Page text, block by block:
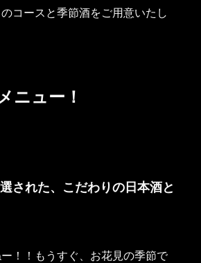
コースと季節酒をご用意いたし
ニュー！
された、こだわりの日本酒と
！！もうすぐ、お花見の季節で